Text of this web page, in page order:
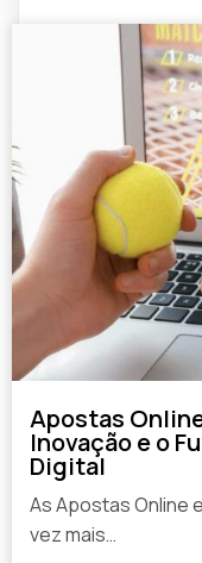
Apostas
Inovação e o
Digital
As Apostas Online
vez mais…